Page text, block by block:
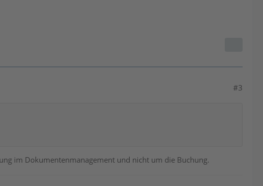
#3
im Dokumentenmanagement und nicht um die Buchung.